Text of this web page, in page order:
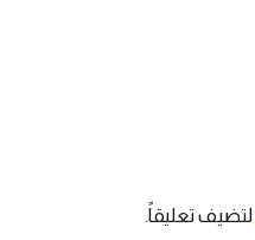
لتضيف تعليقاً.